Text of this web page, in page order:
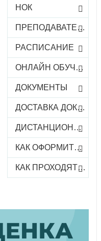
НОК
ПРЕПОДАВАТЕЛИ
РАСПИСАНИЕ
ОНЛАЙН ОБУЧЕНИЕ
ДОКУМЕНТЫ
ДОСТАВКА ДОКУМЕНТОВ
ДИСТАНЦИОННОЕ ОБУЧЕНИЕ
КАК ОФОРМИТЬ ЗАКАЗ КУРСА
КАК ПРОХОДЯТ ОНЛАЙН-КУРСЫ